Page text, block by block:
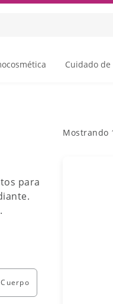
Cuidado de
para
Cuerpo
Mostrando